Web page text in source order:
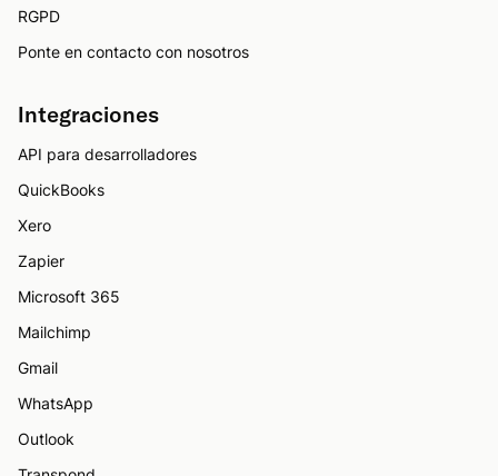
RGPD
Ponte en contacto con nosotros
Integraciones
API para desarrolladores
QuickBooks
Xero
Zapier
Microsoft 365
Mailchimp
Gmail
WhatsApp
Outlook